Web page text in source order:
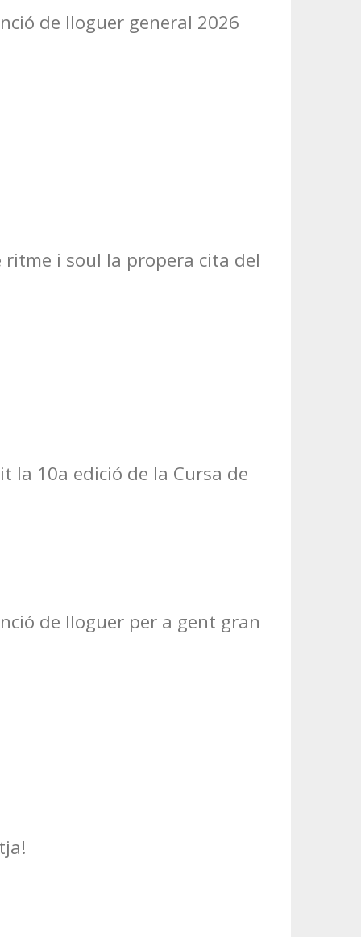
de lloguer general 2026
i soul la propera cita del
la 10a edició de la Cursa de
de lloguer per a gent gran